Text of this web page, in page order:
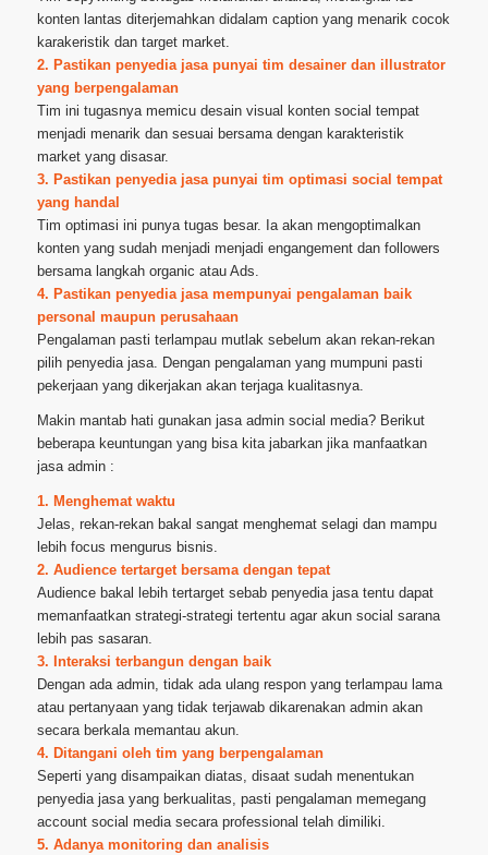
konten lantas diterjemahkan didalam caption yang menarik cocok
karakeristik dan target market.
2. Pastikan penyedia jasa punyai tim desainer dan illustrator
yang berpengalaman
Tim ini tugasnya memicu desain visual konten social tempat
menjadi menarik dan sesuai bersama dengan karakteristik
market yang disasar.
3. Pastikan penyedia jasa punyai tim optimasi social tempat
yang handal
Tim optimasi ini punya tugas besar. Ia akan mengoptimalkan
konten yang sudah menjadi menjadi engangement dan followers
bersama langkah organic atau Ads.
4. Pastikan penyedia jasa mempunyai pengalaman baik
personal maupun perusahaan
Pengalaman pasti terlampau mutlak sebelum akan rekan-rekan
pilih penyedia jasa. Dengan pengalaman yang mumpuni pasti
pekerjaan yang dikerjakan akan terjaga kualitasnya.
Makin mantab hati gunakan jasa admin social media? Berikut
beberapa keuntungan yang bisa kita jabarkan jika manfaatkan
jasa admin :
1. Menghemat waktu
Jelas, rekan-rekan bakal sangat menghemat selagi dan mampu
lebih focus mengurus bisnis.
2. Audience tertarget bersama dengan tepat
Audience bakal lebih tertarget sebab penyedia jasa tentu dapat
memanfaatkan strategi-strategi tertentu agar akun social sarana
lebih pas sasaran.
3. Interaksi terbangun dengan baik
Dengan ada admin, tidak ada ulang respon yang terlampau lama
atau pertanyaan yang tidak terjawab dikarenakan admin akan
secara berkala memantau akun.
4. Ditangani oleh tim yang berpengalaman
Seperti yang disampaikan diatas, disaat sudah menentukan
penyedia jasa yang berkualitas, pasti pengalaman memegang
account social media secara professional telah dimiliki.
5. Adanya monitoring dan analisis